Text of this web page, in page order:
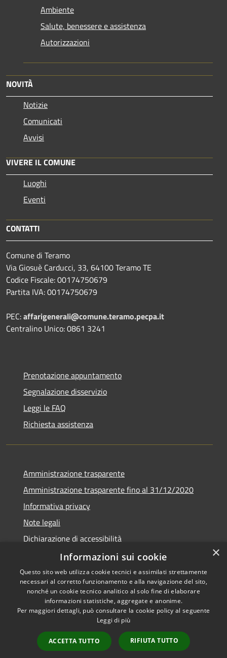
Ambiente
Salute, benessere e assistenza
Autorizzazioni
NOVITÀ
Notizie
Comunicati
Avvisi
VIVERE IL COMUNE
Luoghi
Eventi
CONTATTI
Comune di Teramo
Via Giosuè Carducci, 33, 64100 Teramo TE
Codice Fiscale: 00174750679
Partita IVA: 00174750679
PEC:affarigenerali@comune.teramo.pecpa.it
Centralino Unico: 0861 3241
Prenotazione appuntamento
Segnalazione disservizio
Leggi le FAQ
Richiesta assistenza
Amministrazione trasparente
Amministrazione trasparente fino al 31/12/2020
Informativa privacy
Note legali
Dichiarazione di accessibilità
Accessibilità
Privacy
Mappa del sito
Area riservata ai
Copyright © 2026 • Comune di
Teramo • Powered by
Municipium• Accesso
×
Informazioni sui cookie
Questo sito web utilizza cookie tecnici e assimilati strettamente
necessari al corretto funzionamento e alla navigazione del sito,
nonché un cookie tecnico analitico al solo fine di elaborare
informazioni statistiche, aggregate e anonime.
Per maggiori dettagli, può consultare la cookie policy al seguente
Leggi di più
ACCETTA TUTTO RIFIUTA TUTTO